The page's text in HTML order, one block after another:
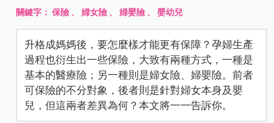
關鍵字：保險 、婦女險 、婦嬰險 、嬰幼兒
升格成媽媽後，要怎麼樣才能更有保障？孕婦生產
過程也衍生出一些保險，大致有兩種方式，一種是
基本的醫療險；另一種則是婦女險、婦嬰險。前者
可保險的不分對象，後者則是針對婦女本身及嬰
兒，但這兩者差異為何？本文將一一告訴你。